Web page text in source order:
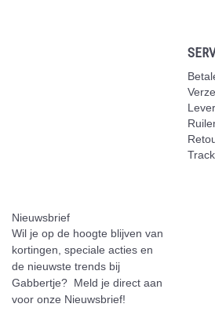
Nieuwsbrief
Wil je op de hoogte blijven van
kortingen, speciale acties en
de nieuwste trends bij
Gabbertje? Meld je direct aan
voor onze Nieuwsbrief!